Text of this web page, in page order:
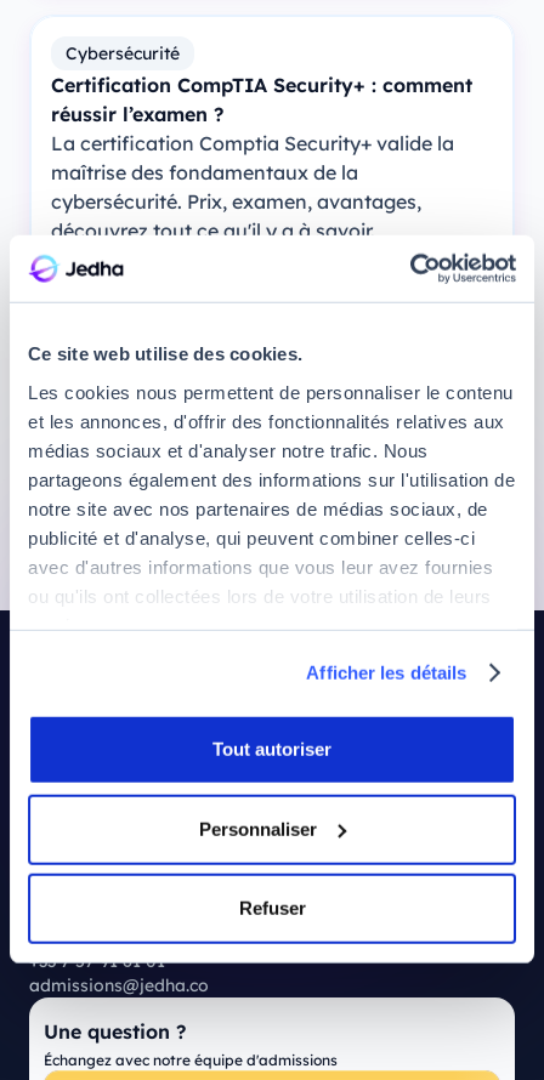
Ce site web utilise des cookies.
Les cookies nous permettent de personnaliser le contenu
et les annonces, d'offrir des fonctionnalités relatives aux
médias sociaux et d'analyser notre trafic. Nous
partageons également des informations sur l'utilisation de
notre site avec nos partenaires de médias sociaux, de
publicité et d'analyse, qui peuvent combiner celles-ci
avec d'autres informations que vous leur avez fournies
ou qu'ils ont collectées lors de votre utilisation de leurs
Afficher les détails
Tout autoriser
Personnaliser
Refuser
Cybersécurité
Certification CompTIA Security+ : comment
réussir l’examen ?
La certification Comptia Security+ valide la
maîtrise des fondamentaux de la
cybersécurité. Prix, examen, avantages,
découvrez tout ce qu'il y a à savoir.
Formez-vous dès aujourd'hui
avec le 1er Bootcamp d'Europe
Prendre rendez-vous
Télécharger le programme
Campus principal
116 Rue du Faubourg Saint-Martin
75010 Paris
+33 7 57 91 61 01
admissions@jedha.co
Une question ?
Échangez avec notre équipe d'admissions